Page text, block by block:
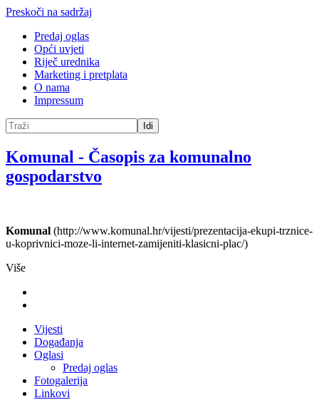
Preskoči na sadržaj
Predaj oglas
Opći uvjeti
Riječ urednika
Marketing i pretplata
O nama
Impressum
Idi
Komunal - Časopis za komunalno
gospodarstvo
Komunal (http://www.komunal.hr/vijesti/prezentacija-ekupi-trznice-
u-koprivnici-moze-li-internet-zamijeniti-klasicni-plac/)
Više
Vijesti
Događanja
Oglasi
Predaj oglas
Fotogalerija
Linkovi